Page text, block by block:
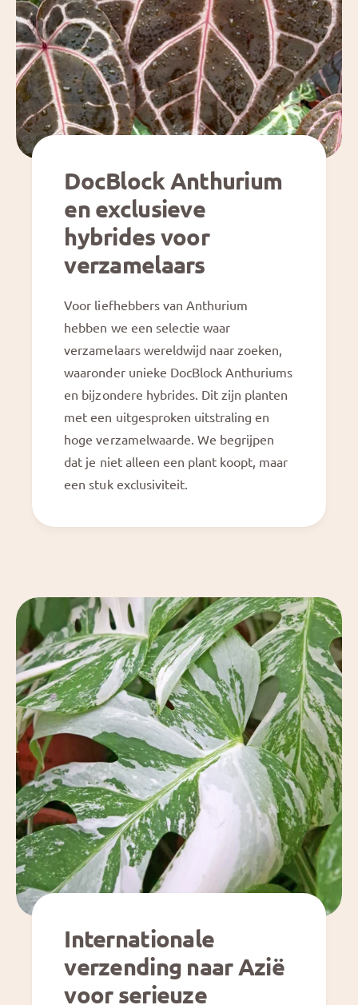
DocBlock Anthurium
en exclusieve
hybrides voor
verzamelaars
Voor liefhebbers van Anthurium
hebben we een selectie waar
verzamelaars wereldwijd naar zoeken,
waaronder unieke DocBlock Anthuriums
en bijzondere hybrides. Dit zijn planten
met een uitgesproken uitstraling en
hoge verzamelwaarde. We begrijpen
dat je niet alleen een plant koopt, maar
een stuk exclusiviteit.
Internationale
verzending naar Azië
voor serieuze